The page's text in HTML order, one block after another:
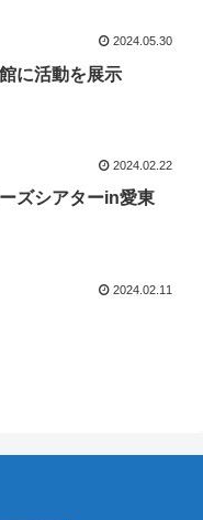
2024.05.30
に活動を展示
2024.02.22
ズシアターin愛東
2024.02.11